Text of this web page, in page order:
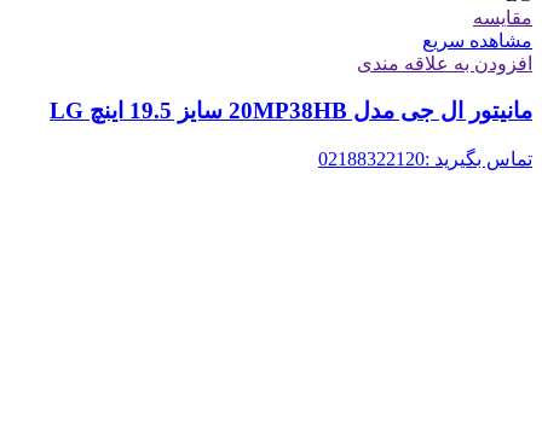
مقایسه
مشاهده سریع
افزودن به علاقه مندی
مانیتور ال جی مدل 20MP38HB سایز 19.5 اینچ LG
تماس بگیرید :02188322120